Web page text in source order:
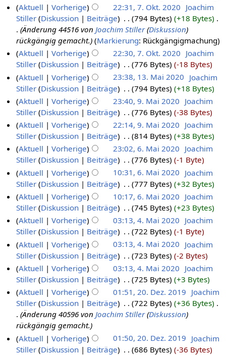
Aktuell
Vorherige 22:31, 7. Okt. 2020 Joachim
Stiller Diskussion Beiträge 794 Bytes +18 Bytes
Änderung 44516 von Joachim Stiller(Diskussion)
rückgängig gemacht.
Markierung: Rückgängigmachung
Aktuell
Vorherige 22:30, 7. Okt. 2020 Joachim
Stiller Diskussion Beiträge 776 Bytes
-18 Bytes
Aktuell
Vorherige 23:38, 13. Mai 2020 Joachim
Stiller Diskussion Beiträge 794 Bytes
+18 Bytes
Aktuell
Vorherige 23:40, 9. Mai 2020 Joachim
Stiller Diskussion Beiträge 776 Bytes
-38 Bytes
Aktuell
Vorherige 22:14, 9. Mai 2020 Joachim
Stiller Diskussion Beiträge 814 Bytes
+38 Bytes
Aktuell
Vorherige 23:02, 6. Mai 2020 Joachim
Stiller Diskussion Beiträge 776 Bytes
-1 Byte
Aktuell
Vorherige 10:31, 6. Mai 2020 Joachim
Stiller Diskussion Beiträge 777 Bytes
+32 Bytes
Aktuell
Vorherige 10:17, 6. Mai 2020 Joachim
Stiller Diskussion Beiträge 745 Bytes
+23 Bytes
Aktuell
Vorherige 03:13, 4. Mai 2020 Joachim
Stiller Diskussion Beiträge 722 Bytes
-1 Byte
Aktuell
Vorherige 03:13, 4. Mai 2020 Joachim
Stiller Diskussion Beiträge 723 Bytes
-2 Bytes
Aktuell
Vorherige 03:13, 4. Mai 2020 Joachim
Stiller Diskussion Beiträge 725 Bytes
+3 Bytes
Aktuell
Vorherige 01:51, 20. Dez. 2019 Joachim
Stiller Diskussion Beiträge 722 Bytes +36 Bytes
Änderung 40596 vonJoachim Stiller(Diskussion)
rückgängig gemacht.
Aktuell
Vorherige 01:50, 20. Dez. 2019 Joachim
Stiller Diskussion Beiträge 686 Bytes
-36 Bytes